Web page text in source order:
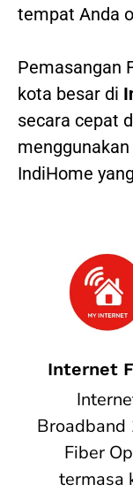
tempat Anda
Pemasangan
kota besar di
secara cepat
IndiHome
Internet
Broadband
Fiber
termasa